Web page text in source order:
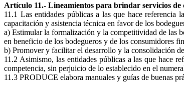
Artículo 11.- Lineamientos para brindar servicios de
11.1 Las entidades públicas a las que hace referencia
capacitación y asistencia técnica en favor de los
a) Estimular la formalización y la competitividad de las
en beneficio de los bodegueros y de los consumidores
b) Promover y facilitar el desarrollo y la consolidación
11.2 Asimismo, las entidades públicas a las que hace
competencia, sin perjuicio de lo establecido en el
11.3 PRODUCE elabora manuales y guías de buenas